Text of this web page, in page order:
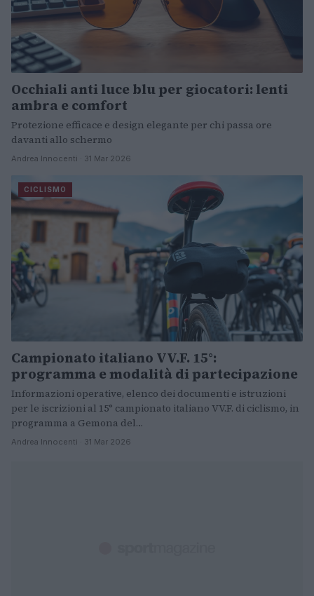
Occhiali anti luce blu per giocatori: lenti
ambra e comfort
Protezione efficace e design elegante per chi passa ore
davanti allo schermo
Andrea Innocenti · 31 Mar 2026
CICLISMO
Campionato italiano VV.F. 15°:
programma e modalità di partecipazione
Informazioni operative, elenco dei documenti e istruzioni
per le iscrizioni al 15° campionato italiano VV.F. di ciclismo, in
programma a Gemona del…
Andrea Innocenti · 31 Mar 2026